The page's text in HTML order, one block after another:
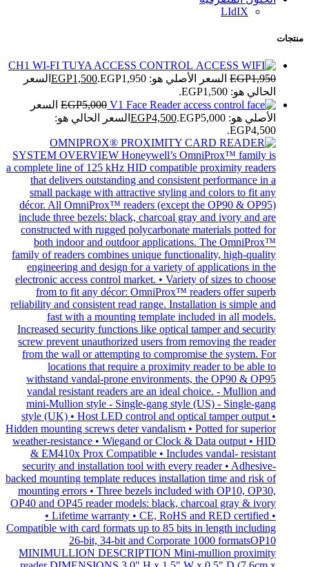
LIdIX
منتجات
CH1 WI-FI TUYA ACCESS CONTROL
EGP1,950 السعر الأصلي هو: EGP1,950. EGP1,500
السعر
الحالي هو: EGP1,500.
V1 Face Reader
EGP5,000
السعر
الأصلي هو: EGP5,000.
EGP4,500
السعر الحالي هو:
EGP4,500.